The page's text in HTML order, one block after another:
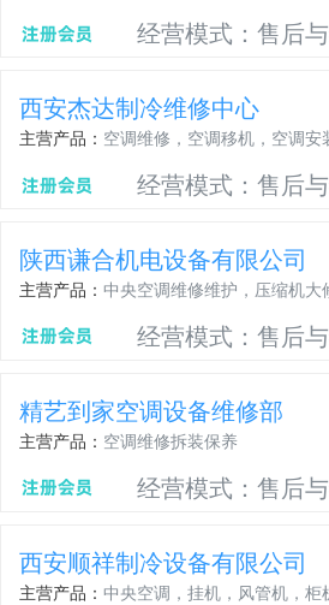
经营模式：售后
西安杰达制冷维修中心
主营产品： 空调维修，空调移机，空调
经营模式：售后
陕西谦合机电设备有限公司
主营产品： 中央空调维修维护，压缩机大
经营模式：售后
精艺到家空调设备维修部
主营产品： 空调维修拆装保养
经营模式：售后
西安顺祥制冷设备有限公司
主营产品： 中央空调，挂机，风管机，